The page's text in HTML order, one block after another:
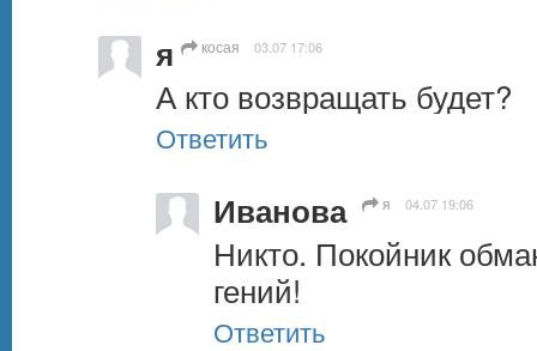
я косая 03.07 17:06
А кто возвращать будет?
Ответить
Иванова я 04.07 19:06
Никто. Покойник
гений!
Ответить